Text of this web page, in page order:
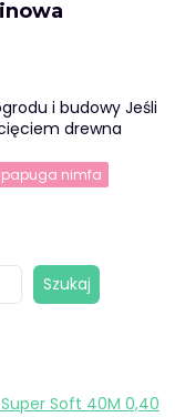
i budowy Jeśli
drewna
papuga nimfa
Szukaj
Soft 40M 0,40